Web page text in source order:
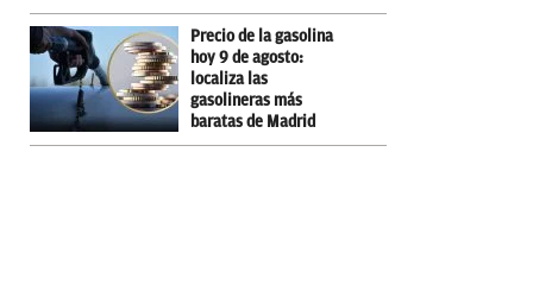
Precio de la gasolina
hoy 9 de agosto:
localiza las
gasolineras más
baratas de Madrid